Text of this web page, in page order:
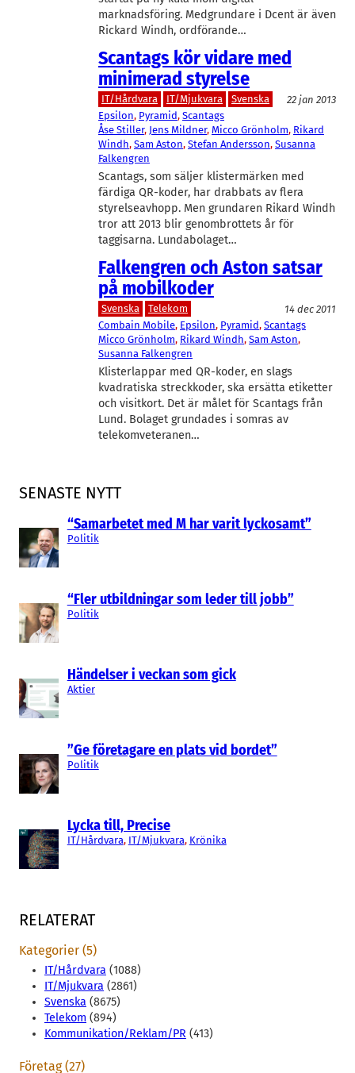
SENASTE NYTT
“Samarbetet med M har varit lyckosamt”
Politik
“Fler utbildningar som leder till jobb”
Politik
Händelser i veckan som gick
Aktier
”Ge företagare en plats vid bordet”
Politik
Lycka till, Precise
IT/Hårdvara, IT/Mjukvara, Krönika
marknadsföring. Medgrundare i Dcent är även
Rickard Windh, ordförande…
Scantags kör vidare med
minimerad styrelse
IT/Hårdvara IT/Mjukvara Svenska
22 jan 2013
Epsilon, Pyramid, Scantags
Åse Stiller, Jens Mildner, Micco Grönholm, Rikard
Windh, Sam Aston, Stefan Andersson, Susanna
Falkengren
Scantags, som säljer klistermärken med
färdiga QR-koder, har drabbats av flera
styrelseavhopp. Men grundaren Rikard Windh
tror att 2013 blir genombrottets år för
taggisarna. Lundabolaget…
Falkengren och Aston satsar
på mobilkoder
Svenska Telekom
14 dec 2011
Combain Mobile, Epsilon, Pyramid, Scantags
Micco Grönholm, Rikard Windh, Sam Aston
Susanna Falkengren
Klisterlappar med QR-koder, en slags
kvadratiska streckkoder, ska ersätta etiketter
och visitkort. Det är målet för Scantags från
Lund. Bolaget grundades i somras av
telekomveteranen…
RELATERAT
Kategorier (5)
IT/Hårdvara (1088)
IT/Mjukvara (2861)
Svenska (8675)
Telekom (894)
Kommunikation/Reklam/PR (413)
Företag (27)